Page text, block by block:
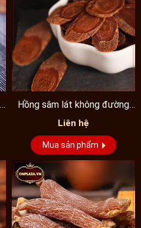
Hồng sâm lát không đường
nguyên chất cao cấp
Liên hệ
Mua sản phẩm